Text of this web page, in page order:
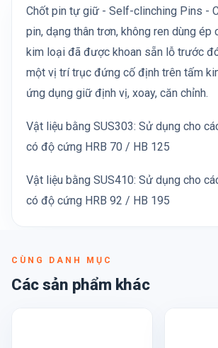
Chốt pin tự giữ - Self-clinching Pins -
pin, dạng thân trơn, không ren dùng ép
kim loại đã được khoan sẵn lỗ trước
một vị trí trục đứng cố định trên tấm
ứng dụng giữ định vị, xoay, căn chỉnh.
Vật liệu bằng SUS303: Sử dụng cho
có độ cứng HRB 70 / HB 125
Vật liệu bằng SUS410: Sử dụng cho
có độ cứng HRB 92 / HB 195
CÙNG DANH MỤC
Các sản phẩm khác